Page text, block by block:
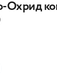
Охрид